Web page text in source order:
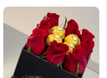
AÑADIR
A LA
LISTA
DE